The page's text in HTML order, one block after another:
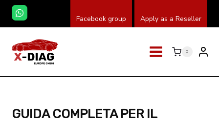
Salta
contenuto
Facebook group Apply as a Reseller
0
GUIDA COMPLETA PER IL